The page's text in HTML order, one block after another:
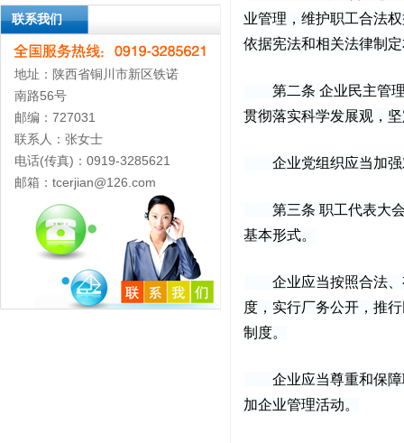
业管理，维护职工合法
依据宪法和相关法律制
第二条 企业民主管理
贯彻落实科学发展观，
企业党组织应当加强
第三条 职工代表大会
基本形式。
企业应当按照合法、
度，实行厂务公开，推
制度。
企业应当尊重和保障
加企业管理活动。
联系我们
地址：陕西省铜川市新区铁诺
南路56号
邮编：727031
联系人：张女士
电话(传真)：0919-3285621
邮箱：tcerjian@126.com